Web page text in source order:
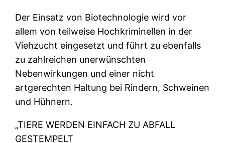
Der Einsatz von Biotechnologie wird vor
allem von teilweise Hochkriminellen in der
Viehzucht eingesetzt und führt zu ebenfalls
zu zahlreichen unerwünschten
Nebenwirkungen und einer nicht
artgerechten Haltung bei Rindern, Schweinen
und Hühnern.
„TIERE WERDEN EINFACH ZU ABFALL
GESTEMPELT